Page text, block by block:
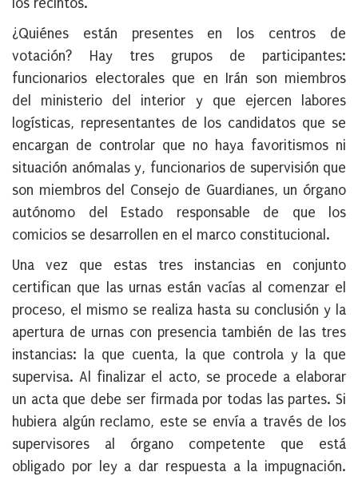
los recintos.
¿Quiénes están presentes en los centros de
votación? Hay tres grupos de participantes:
funcionarios electorales que en Irán son miembros
del ministerio del interior y que ejercen labores
logísticas, representantes de los candidatos que se
encargan de controlar que no haya favoritismos ni
situación anómalas y, funcionarios de supervisión que
son miembros del Consejo de Guardianes, un órgano
autónomo del Estado responsable de que los
comicios se desarrollen en el marco constitucional.
Una vez que estas tres instancias en conjunto
certifican que las urnas están vacías al comenzar el
proceso, el mismo se realiza hasta su conclusión y la
apertura de urnas con presencia también de las tres
instancias: la que cuenta, la que controla y la que
supervisa. Al finalizar el acto, se procede a elaborar
un acta que debe ser firmada por todas las partes. Si
hubiera algún reclamo, este se envía a través de los
supervisores al órgano competente que está
obligado por ley a dar respuesta a la impugnación.